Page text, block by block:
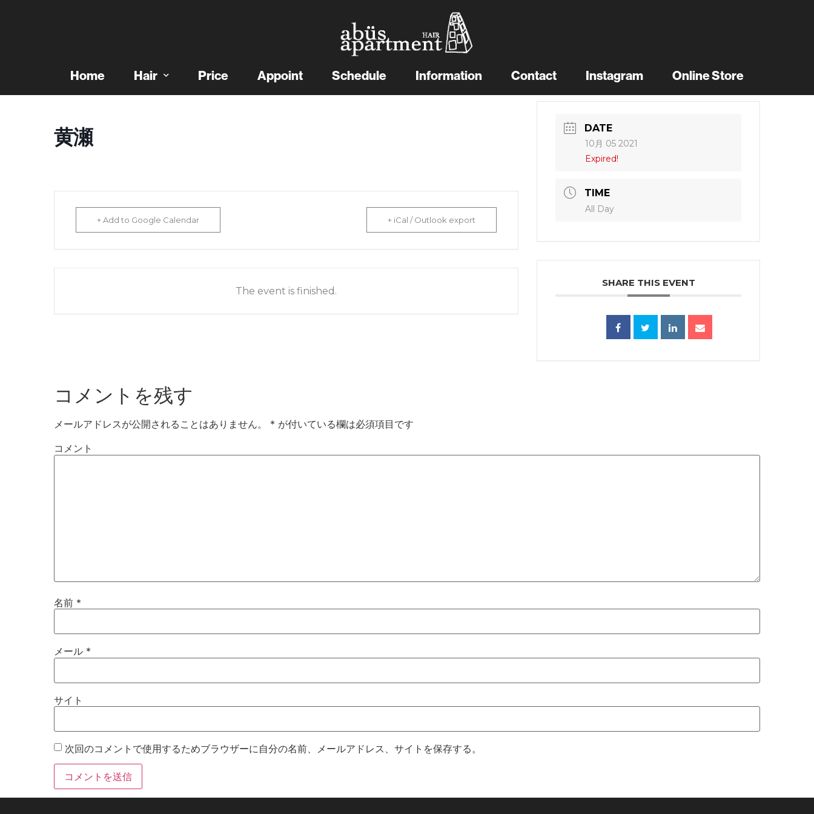
Home Hair Price Appoint Schedule Information Contact Instagram Online Store
黄瀬
+ Add to Google Calendar + iCal / Outlook export
The event is finished.
DATE
10月 05 2021
Expired!
TIME
All Day
SHARE THIS EVENT
コメントを残す
メールアドレスが公開されることはありません。 * が付いている欄は必須項目です
コメント
名前 *
メール *
サイト
次回のコメントで使用するためブラウザーに自分の名前、メールアドレス、サイトを保存する。